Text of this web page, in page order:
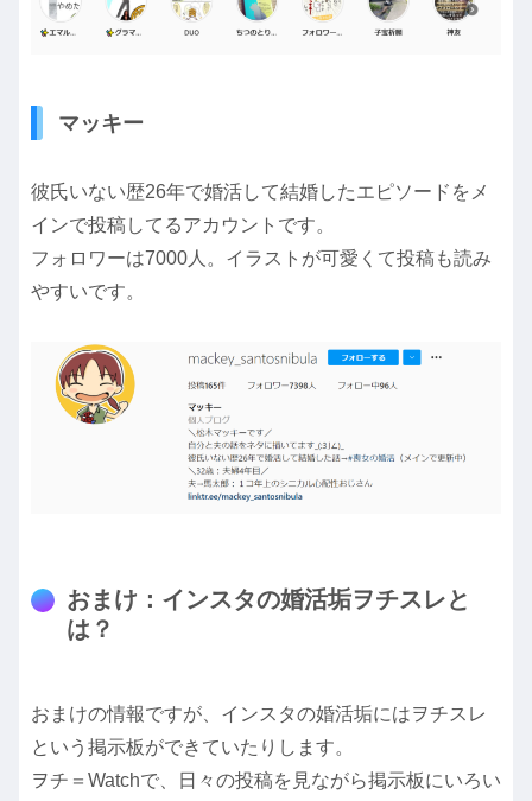
マッキー
彼氏いない歴26年で婚活して結婚したエピソードをメ
インで投稿してるアカウントです。
フォロワーは7000人。イラストが可愛くて投稿も読み
やすいです。
おまけ：インスタの婚活垢ヲチスレと
は？
おまけの情報ですが、インスタの婚活垢にはヲチスレ
という掲示板ができていたりします。
ヲチ＝Watchで、日々の投稿を見ながら掲示板にいろい